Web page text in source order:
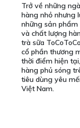
Trở về những
hàng nhỏ nhưng
những sản
và chất lượng
trà sữa
cổ phần thương
thời điểm hiện
hàng phủ sóng
tiêu dùng yêu
Việt Nam.